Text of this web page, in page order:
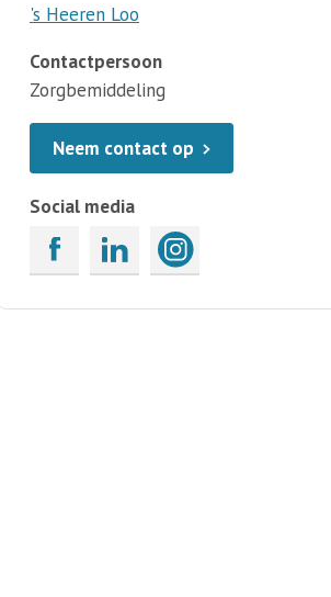
's Heeren Loo
Contactpersoon
Zorgbemiddeling
Neem contact op
Social media